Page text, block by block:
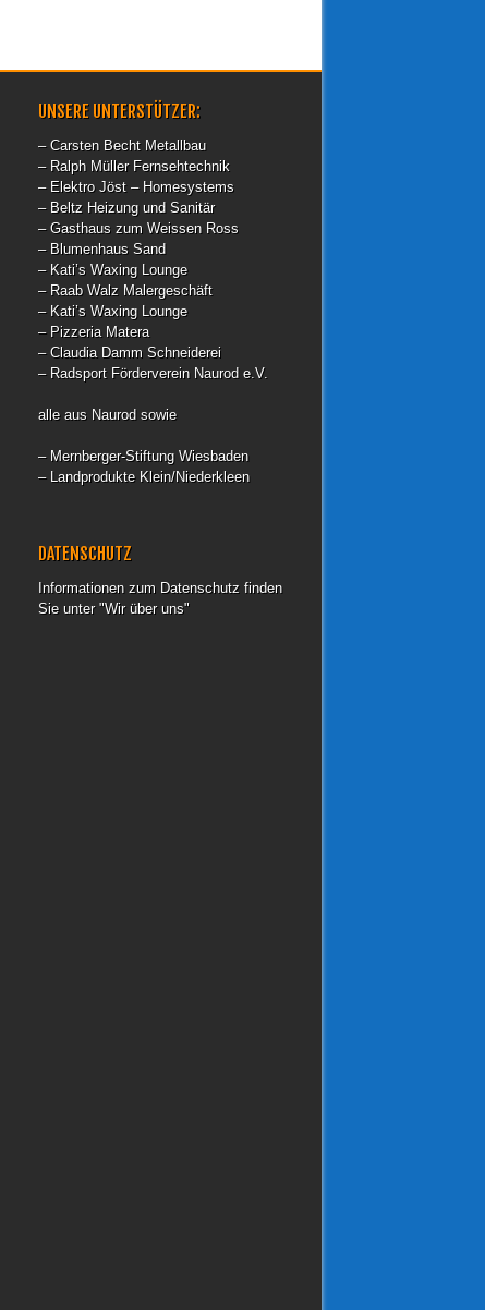
UNSERE UNTERSTÜTZER:
– Carsten Becht Metallbau
– Ralph Müller Fernsehtechnik
– Elektro Jöst – Homesystems
– Beltz Heizung und Sanitär
– Gasthaus zum Weissen Ross
– Blumenhaus Sand
– Kati’s Waxing Lounge
– Raab Walz Malergeschäft
– Kati’s Waxing Lounge
– Pizzeria Matera
– Claudia Damm Schneiderei
– Radsport Förderverein Naurod e.V.
alle aus Naurod sowie
– Mernberger-Stiftung Wiesbaden
– Landprodukte Klein/Niederkleen
DATENSCHUTZ
Informationen zum Datenschutz finden
Sie unter "Wir über uns"